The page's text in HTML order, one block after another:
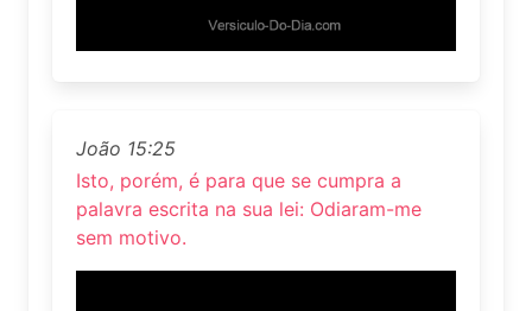
João 15:25
Isto, porém, é para que se cumpra a
palavra escrita na sua lei: Odiaram-me
sem motivo.